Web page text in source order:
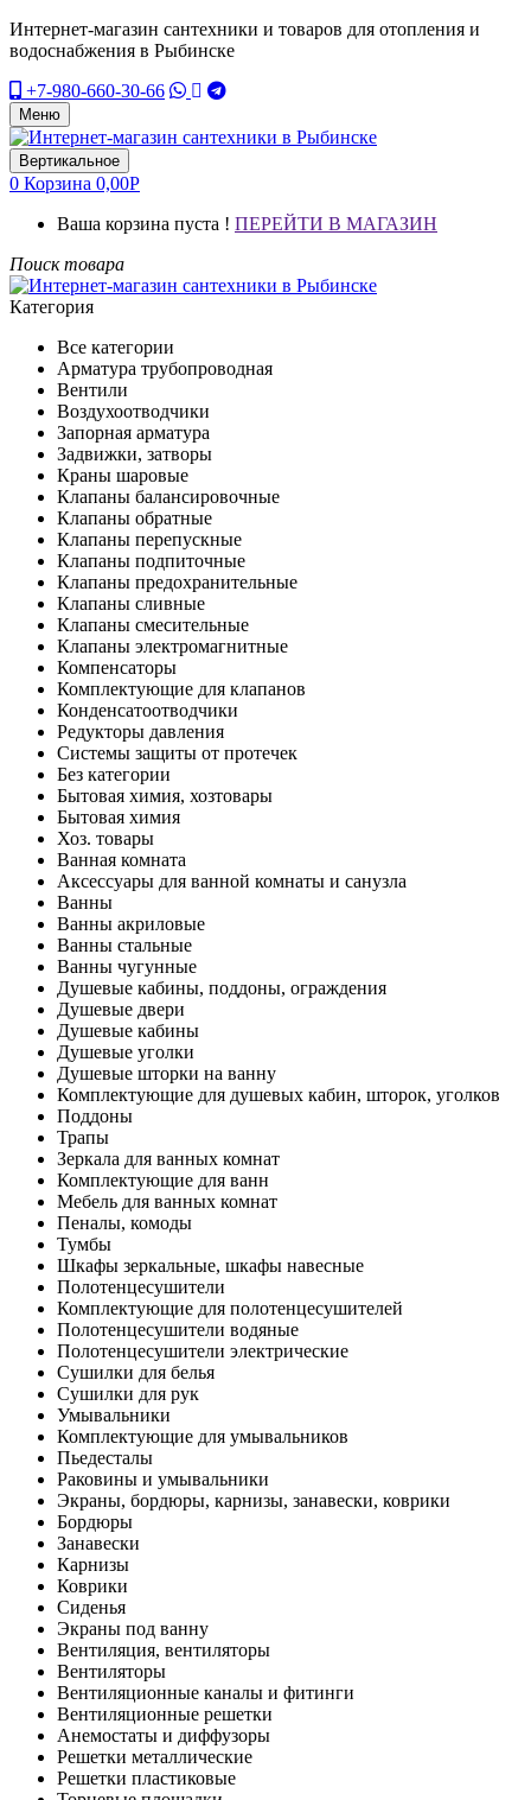
Интернет-магазин сантехники и товаров для отопления и
водоснабжения в Рыбинске
+7-980-660-30-66
Меню
Вертикальное
0 Корзина 0,00Р
Ваша корзина пуста ! ПЕРЕЙТИ В МАГАЗИН
Поиск товара
Категория
Все категории
Арматура трубопроводная
Вентили
Воздухоотводчики
Запорная арматура
Задвижки, затворы
Краны шаровые
Клапаны балансировочные
Клапаны обратные
Клапаны перепускные
Клапаны подпиточные
Клапаны предохранительные
Клапаны сливные
Клапаны смесительные
Клапаны электромагнитные
Компенсаторы
Комплектующие для клапанов
Конденсатоотводчики
Редукторы давления
Системы защиты от протечек
Без категории
Бытовая химия, хозтовары
Бытовая химия
Хоз. товары
Ванная комната
Аксессуары для ванной комнаты и санузла
Ванны
Ванны акриловые
Ванны стальные
Ванны чугунные
Душевые кабины, поддоны, ограждения
Душевые двери
Душевые кабины
Душевые уголки
Душевые шторки на ванну
Комплектующие для душевых кабин, шторок, уголков
Поддоны
Трапы
Зеркала для ванных комнат
Комплектующие для ванн
Мебель для ванных комнат
Пеналы, комоды
Тумбы
Шкафы зеркальные, шкафы навесные
Полотенцесушители
Комплектующие для полотенцесушителей
Полотенцесушители водяные
Полотенцесушители электрические
Сушилки для белья
Сушилки для рук
Умывальники
Комплектующие для умывальников
Пьедесталы
Раковины и умывальники
Экраны, бордюры, карнизы, занавески, коврики
Бордюры
Занавески
Карнизы
Коврики
Сиденья
Экраны под ванну
Вентиляция, вентиляторы
Вентиляторы
Вентиляционные каналы и фитинги
Вентиляционные решетки
Анемостаты и диффузоры
Решетки металлические
Решетки пластиковые